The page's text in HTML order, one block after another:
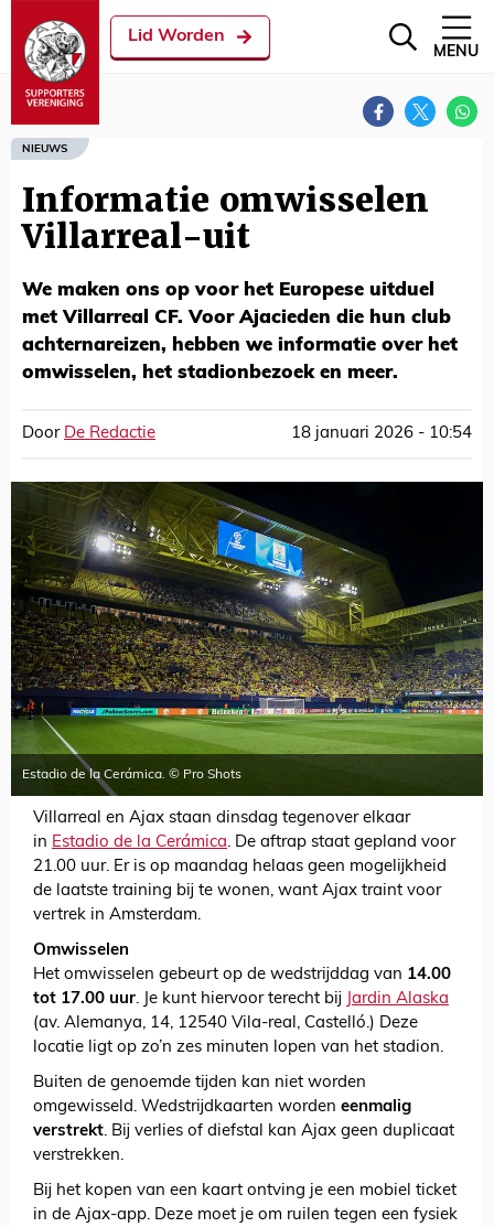
Lid Worden
MENU
NIEUWS
Informatie omwisselen
Villarreal-uit
We maken ons op voor het Europese uitduel
met Villarreal CF. Voor Ajacieden die hun club
achternareizen, hebben we informatie over het
omwisselen, het stadionbezoek en meer.
Door De Redactie 18 januari 2026 - 10:54
Estadio de la Cerámica. © Pro Shots
Villarreal en Ajax staan dinsdag tegenover elkaar
in Estadio de la Cerámica. De aftrap staat gepland voor
21.00 uur. Er is op maandag helaas geen mogelijkheid
de laatste training bij te wonen, want Ajax traint voor
vertrek in Amsterdam.
Omwisselen
Het omwisselen gebeurt op de wedstrijddag van 14.00
tot 17.00 uur. Je kunt hiervoor terecht bij
Jardin Alaska
(av. Alemanya, 14, 12540 Vila-real, Castelló.) Deze
locatie ligt op zo’n zes minuten lopen van het stadion.
Buiten de genoemde tijden kan niet worden
omgewisseld. Wedstrijdkaarten worden eenmalig
verstrekt. Bij verlies of diefstal kan Ajax geen duplicaat
verstrekken.
Bij het kopen van een kaart ontving je een mobiel ticket
in de Ajax-app. Deze moet je om ruilen tegen een fysiek